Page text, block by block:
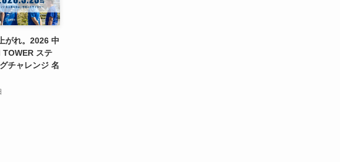
がれ。2026 中
TOWER ステ
チャレンジ 名